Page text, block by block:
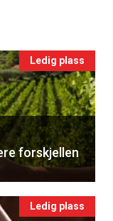
Ledig plass
forskjellen
Ledig plass